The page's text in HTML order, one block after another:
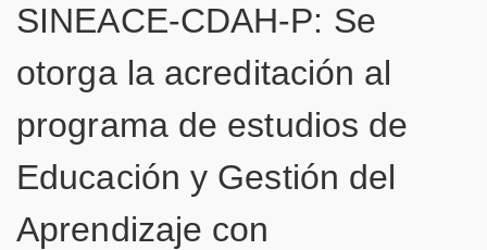
SINEACE-CDAH-P: Se
otorga la acreditación al
programa de estudios de
Educación y Gestión del
Aprendizaje con